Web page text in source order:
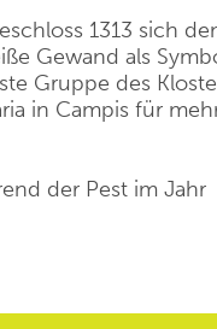
1313 sich
Gewand als
Gruppe des
in Campis für
der Pest im Jahr